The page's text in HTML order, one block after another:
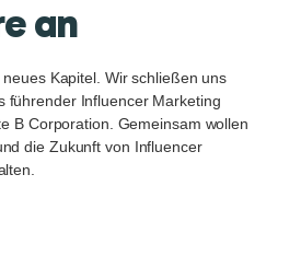
an
Kapitel. Wir schließen uns
führender Influencer Marketing
B Corporation. Gemeinsam wollen
die Zukunft von Influencer